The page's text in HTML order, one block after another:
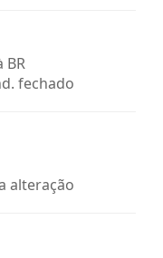
BR
fechado
alteração